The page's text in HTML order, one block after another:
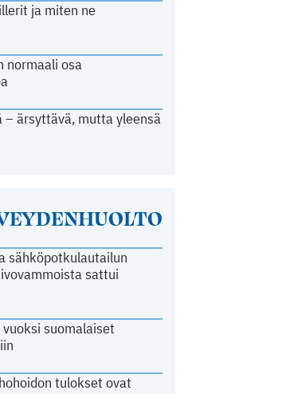
ja miten ne
normaali osa
– ärsyttävä, mutta yleensä
sähköpotkulautailun
sattui
suomalaiset
tulokset ovat